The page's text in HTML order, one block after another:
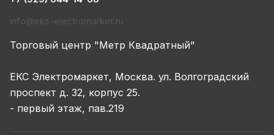
info@eks-electromarket.ru
Торговый центр "Метр Квадратный"
ЕКС Электромаркет, Москва. ул. Волгоградский
проспект д. 32, корпус 25.
- первый этаж, пав.219